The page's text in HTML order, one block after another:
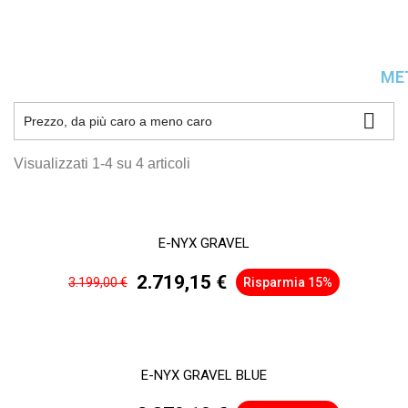
Prezzo, da più caro a meno caro 
Visualizzati 1-4 su 4 articoli
E-NYX GRAVEL
3.199,00 € 2.719,15 € Risparmia 15%
E-NYX GRAVEL BLUE